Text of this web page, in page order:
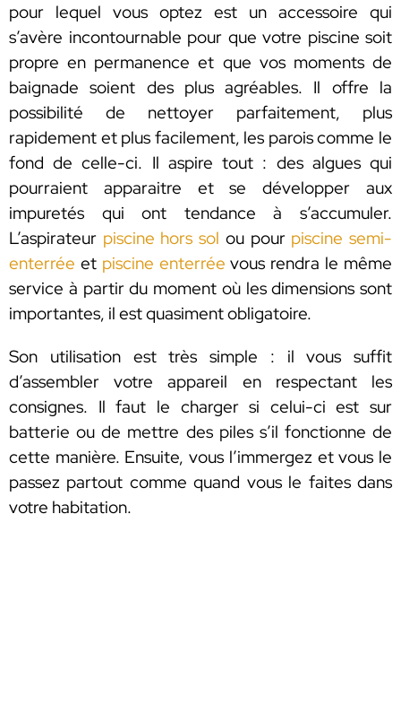
pour lequel vous optez est un accessoire qui
s’avère incontournable pour que votre piscine soit
propre en permanence et que vos moments de
baignade soient des plus agréables. Il offre la
possibilité de nettoyer parfaitement, plus
rapidement et plus facilement, les parois comme le
fond de celle-ci. Il aspire tout : des algues qui
pourraient apparaitre et se développer aux
impuretés qui ont tendance à s’accumuler.
L’aspirateur piscine hors sol ou pour piscine semi-
enterrée et piscine enterrée vous rendra le même
service à partir du moment où les dimensions sont
importantes, il est quasiment obligatoire.
Son utilisation est très simple : il vous suffit
d’assembler votre appareil en respectant les
consignes. Il faut le charger si celui-ci est sur
batterie ou de mettre des piles s’il fonctionne de
cette manière. Ensuite, vous l’immergez et vous le
passez partout comme quand vous le faites dans
votre habitation.